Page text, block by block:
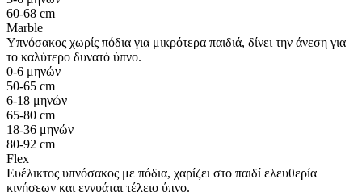
60-68 cm
Marble
Υπνόσακος χωρίς πόδια για μικρότερα παιδιά, δίνει την άνεση για
το καλύτερο δυνατό ύπνο.
0-6 μηνών
50-65 cm
6-18 μηνών
65-80 cm
18-36 μηνών
80-92 cm
Flex
Ευέλικτος υπνόσακος με πόδια, χαρίζει στο παιδί ελευθερία
κινήσεων και εγγυάται τέλειο ύπνο.